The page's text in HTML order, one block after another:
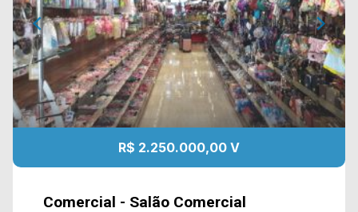
R$ 2.250.000,00 V
Comercial - Salão Comercial